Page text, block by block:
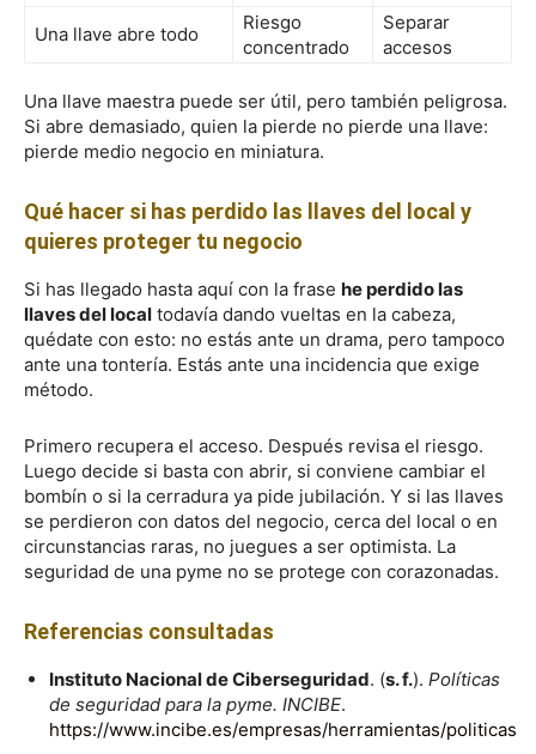
Una llave abre todo
Riesgo
concentrado
Separar
accesos
Una llave maestra puede ser útil, pero también peligrosa.
Si abre demasiado, quien la pierde no pierde una llave:
pierde medio negocio en miniatura.
Qué hacer si has perdido las llaves del local y
quieres proteger tu negocio
Si has llegado hasta aquí con la frase he perdido las
llaves del local todavía dando vueltas en la cabeza,
quédate con esto: no estás ante un drama, pero tampoco
ante una tontería. Estás ante una incidencia que exige
método.
Primero recupera el acceso. Después revisa el riesgo.
Luego decide si basta con abrir, si conviene cambiar el
bombín o si la cerradura ya pide jubilación. Y si las llaves
se perdieron con datos del negocio, cerca del local o en
circunstancias raras, no juegues a ser optimista. La
seguridad de una pyme no se protege con corazonadas.
Referencias consultadas
Instituto Nacional de Ciberseguridad. (s. f.). Políticas
de seguridad para la pyme. INCIBE.
https://www.incibe.es/empresas/herramientas/politicas